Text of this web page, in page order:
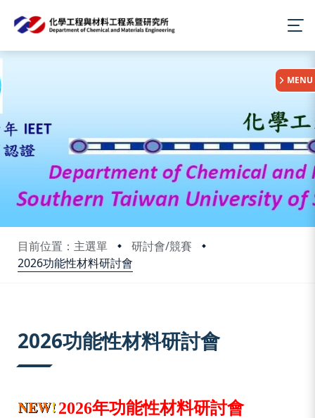
目前位置：主選單
研討會/競賽
2026功能性材料研討會
:::
MENU
2026功能性材料研討會
2026年功能性材料研討會